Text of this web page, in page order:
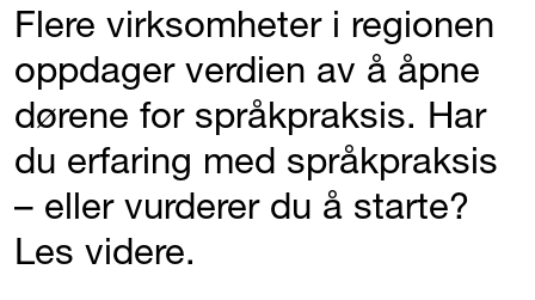
Flere virksomheter i regionen
oppdager verdien av å åpne
dørene for språkpraksis. Har
du erfaring med språkpraksis
– eller vurderer du å starte?
Les videre.